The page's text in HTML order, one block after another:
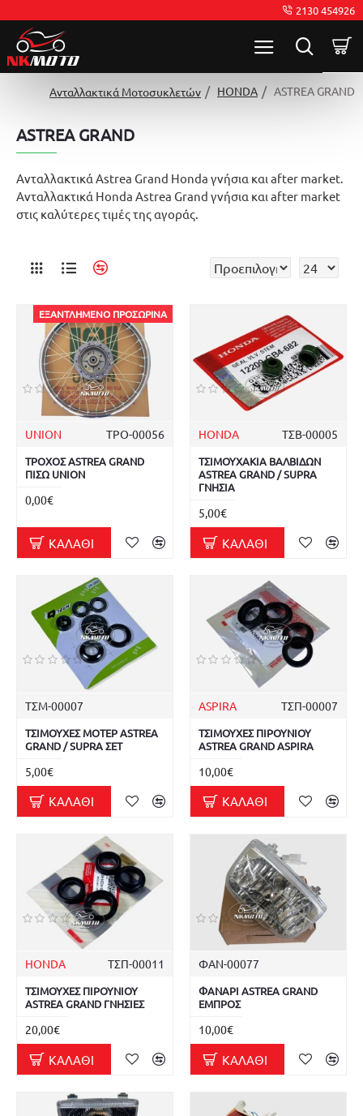
2130 454926
Ανταλλακτικά Μοτοσυκλετών HONDA ASTREA GRAND
ASTREA GRAND
Ανταλλακτικά Astrea Grand Honda γνήσια και after market.
Ανταλλακτικά Honda Astrea Grand γνήσια και after market
στις καλύτερες τιμές της αγοράς.
ΕΞΑΝΤΛΗΜΈΝΟ ΠΡΟΣΩΡΙΝΆ
UNION ΤΡΟ-00056
ΤΡΟΧΟΣ ASTREA GRAND
ΠΙΣΩ UNION
0,00€
ΚΑΛΆΘΙ
HONDA ΤΣΒ-00005
ΤΣΙΜΟΥΧΑΚΙΑ ΒΑΛΒΙΔΩΝ
ASTREA GRAND / SUPRA
ΓΝΗΣΙΑ
5,00€
ΚΑΛΆΘΙ
ΤΣΜ-00007
ΤΣΙΜΟΥΧΕΣ ΜΟΤΕΡ ASTREA
GRAND / SUPRA ΣΕΤ
5,00€
ΚΑΛΆΘΙ
ASPIRA ΤΣΠ-00007
ΤΣΙΜΟΥΧΕΣ ΠΙΡΟΥΝΙΟΥ
ASTREA GRAND ASPIRA
10,00€
ΚΑΛΆΘΙ
HONDA ΤΣΠ-00011
ΤΣΙΜΟΥΧΕΣ ΠΙΡΟΥΝΙΟΥ
ASTREA GRAND ΓΝΗΣΙΕΣ
20,00€
ΚΑΛΆΘΙ
ΦΑΝ-00077
ΦΑΝΑΡΙ ASTREA GRAND
ΕΜΠΡΟΣ
10,00€
ΚΑΛΆΘΙ